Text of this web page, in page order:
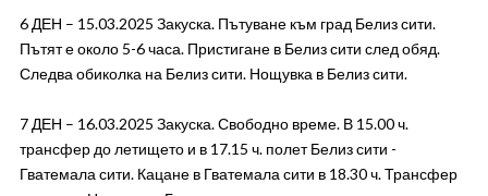
6 ДЕН – 15.03.2025 Закуска. Пътуване към град Белиз сити.
Пътят е около 5-6 часа. Пристигане в Белиз сити след обяд.
Следва обиколка на Белиз сити. Нощувка в Белиз сити.
7 ДЕН – 16.03.2025 Закуска. Свободно време. В 15.00 ч.
трансфер до летището и в 17.15 ч. полет Белиз сити -
Гватемала сити. Кацане в Гватемала сити в 18.30 ч. Трансфер